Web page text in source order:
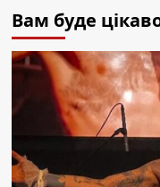
Вам буде